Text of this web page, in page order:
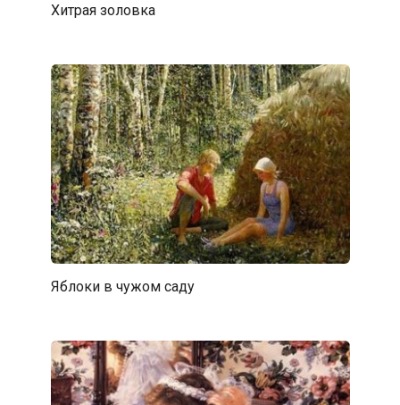
Хитрая золовка
Яблоки в чужом саду